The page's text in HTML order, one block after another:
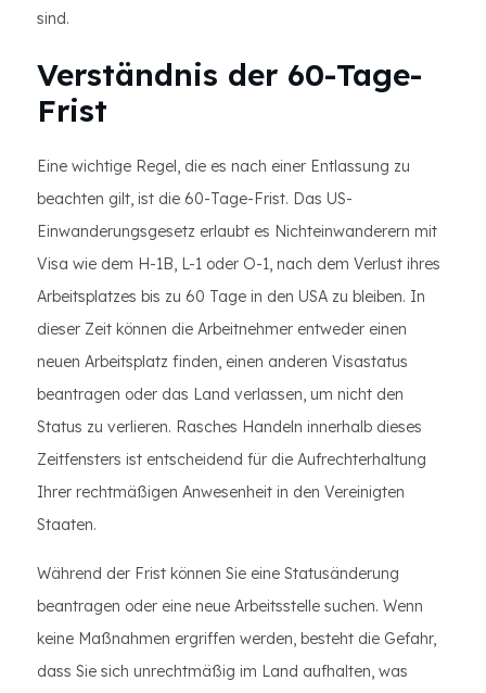
sind.
Verständnis der 60-Tage-
Frist
Eine wichtige Regel, die es nach einer Entlassung zu
beachten gilt, ist die 60-Tage-Frist. Das US-
Einwanderungsgesetz erlaubt es Nichteinwanderern mit
Visa wie dem H-1B, L-1 oder O-1, nach dem Verlust ihres
Arbeitsplatzes bis zu 60 Tage in den USA zu bleiben. In
dieser Zeit können die Arbeitnehmer entweder einen
neuen Arbeitsplatz finden, einen anderen Visastatus
beantragen oder das Land verlassen, um nicht den
Status zu verlieren. Rasches Handeln innerhalb dieses
Zeitfensters ist entscheidend für die Aufrechterhaltung
Ihrer rechtmäßigen Anwesenheit in den Vereinigten
Staaten.
Während der Frist können Sie eine Statusänderung
beantragen oder eine neue Arbeitsstelle suchen. Wenn
keine Maßnahmen ergriffen werden, besteht die Gefahr,
dass Sie sich unrechtmäßig im Land aufhalten, was